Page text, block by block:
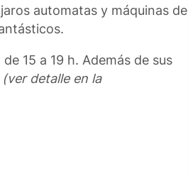
automatas y máquinas de
15 a 19 h. Además de sus
(ver detalle en la